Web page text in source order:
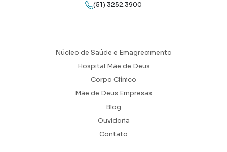
(51) 3252.3900
Núcleo de Saúde e Emagrecimento
Hospital Mãe de Deus
Corpo Clínico
Mãe de Deus Empresas
Blog
Ouvidoria
Contato